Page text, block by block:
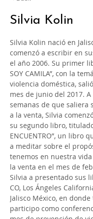
Silvia Kolin
Silvia Kolin nació en
comenzó a escribir en
el año 2006. Su primer
SOY CAMILA”, con la
violencia doméstica,
mes de junio del 2017.
semanas de que saliera
a la venta, Silvia
su segundo libro, titulado
ENCUENTRO”, un libro
a meditar sobre el
tenemos en nuestra
la venta en el mes de
Silvia a presentado sus
CO, Los Ángeles
Jalisco México, en
participo como